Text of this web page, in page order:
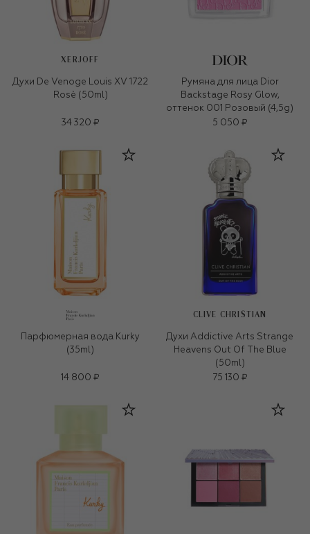
XERJOFF
Духи De Venoge Louis XV 1722
Rosè (50ml)
34 320 ₽
Румяна для лица Dior
Backstage Rosy Glow,
оттенок 001 Розовый (4,5g)
5 050 ₽
Парфюмерная вода Kurky
(35ml)
14 800 ₽
CLIVE CHRISTIAN
Духи Addictive Arts Strange
Heavens Out Of The Blue
(50ml)
75 130 ₽